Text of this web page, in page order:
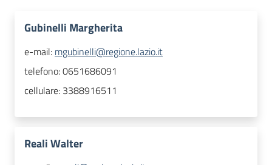
Gubinelli Margherita
e-mail: mgubinelli@regione.lazio.it
telefono:0651686091
cellulare: 3388916511
Reali Walter